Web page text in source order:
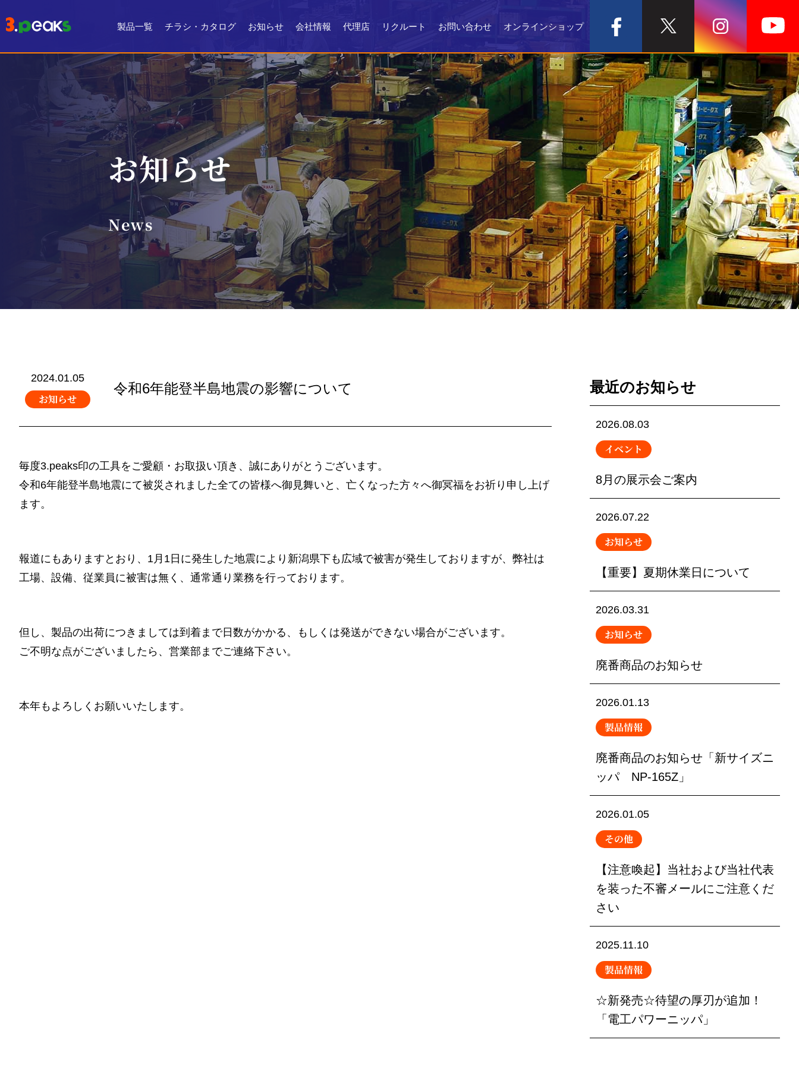
製品一覧
チラシ・カタログ
お知らせ
会社情報
代理店 リクルート
お問い合わせ
オンラインショップ
お知らせ
News
2024.01.05
お知らせ
令和6年能登半島地震の影響について
毎度3.peaks印の工具をご愛顧・お取扱い頂き、誠にありがとうございます。
令和6年能登半島地震にて被災されました全ての皆様へ御見舞いと、亡くなった方々へ御冥福をお祈り申し上げ
ます。
報道にもありますとおり、1月1日に発生した地震により新潟県下も広域で被害が発生しておりますが、弊社は
工場、設備、従業員に被害は無く、通常通り業務を行っております。
但し、製品の出荷につきましては到着まで日数がかかる、もしくは発送ができない場合がございます。
ご不明な点がございましたら、営業部までご連絡下さい。
本年もよろしくお願いいたします。
最近のお知らせ
2026.08.03
イベント
8月の展示会ご案内
2026.07.22
お知らせ
【重要】夏期休業日について
2026.03.31
お知らせ
廃番商品のお知らせ
2026.01.13
製品情報
廃番商品のお知らせ「新サイズニ
ッパ NP-165Z」
2026.01.05
その他
【注意喚起】当社および当社代表
を装った不審メールにご注意くだ
さい
2025.11.10
製品情報
☆新発売☆待望の厚刃が追加！
「電工パワーニッパ」